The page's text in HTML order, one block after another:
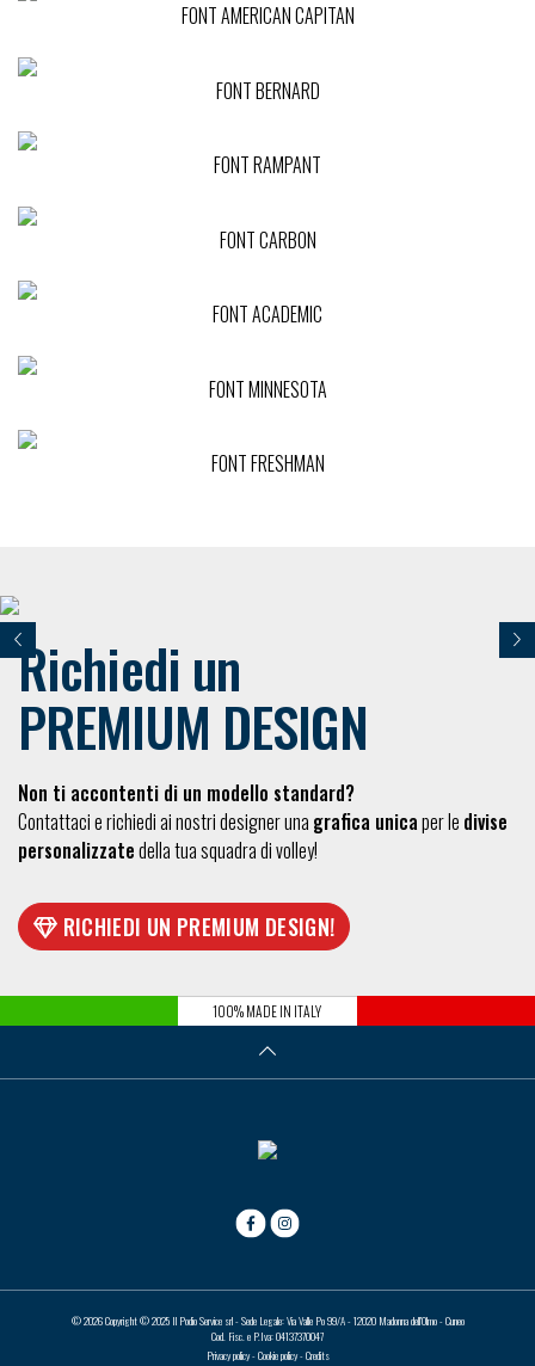
FONT AMERICAN CAPITAN
FONT BERNARD
FONT RAMPANT
FONT CARBON
FONT ACADEMIC
FONT MINNESOTA
FONT FRESHMAN
Previous
Richiedi un
PREMIUM DESIGN
Non ti accontenti di un modello standard?
Contattaci e richiedi ai nostri designer una grafica unicaper le divise
personalizzatedella tua squadra di volley!
RICHIEDI UN PREMIUM DESIGN!
100% MADE IN ITALY
© 2026 Copyright © 2025 Il Podio Service srl - Sede Legale: Via Valle Po 99/A - 12020 Madonna dell’Olmo - Cuneo
Cod. Fisc. e P.Iva: 04137370047
Privacy policy-Cookie policy-Credits